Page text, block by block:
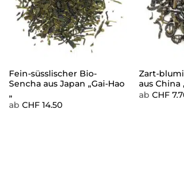
Fein-süsslischer Bio-
Sencha aus Japan „Gai-Hao
„
ab CHF14.50
Zart-
aus China
ab CHF